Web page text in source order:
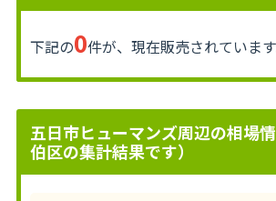
下記の0件が、現在販売されています
五日市ヒューマンズ周辺の相場
伯区の集計結果です）